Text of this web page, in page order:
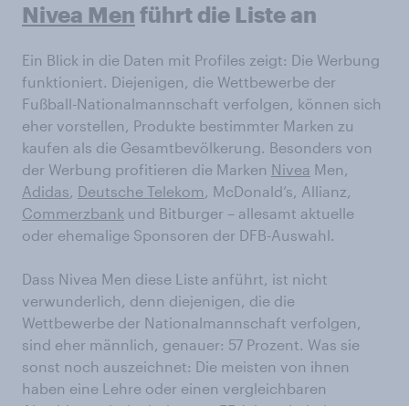
Nivea Men führt die Liste an
Ein Blick in die Daten mit Profiles zeigt: Die Werbung
funktioniert. Diejenigen, die Wettbewerbe der
Fußball-Nationalmannschaft verfolgen, können sich
eher vorstellen, Produkte bestimmter Marken zu
kaufen als die Gesamtbevölkerung. Besonders von
der Werbung profitieren die Marken Nivea Men,
Adidas, Deutsche Telekom , McDonald‘s, Allianz,
Commerzbank und Bitburger – allesamt aktuelle
oder ehemalige Sponsoren der DFB-Auswahl.
Dass Nivea Men diese Liste anführt, ist nicht
verwunderlich, denn diejenigen, die die
Wettbewerbe der Nationalmannschaft verfolgen,
sind eher männlich, genauer: 57 Prozent. Was sie
sonst noch auszeichnet: Die meisten von ihnen
haben eine Lehre oder einen vergleichbaren